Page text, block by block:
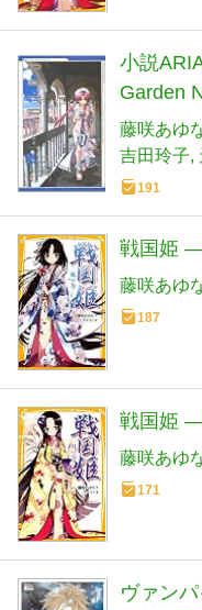
小説
Garden
藤咲あゆ
吉田玲子
191
戦国姫
藤咲あゆ
187
戦国姫
藤咲あゆ
171
ヴァン